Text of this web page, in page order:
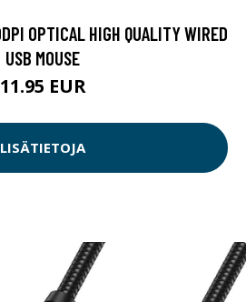
OPTICAL HIGH QUALITY WIRED
USB MOUSE
11.95 EUR
LISÄTIETOJA